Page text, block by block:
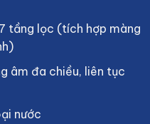
tầng lọc (tích hợp màng
âm đa chiều, liên tục
nước